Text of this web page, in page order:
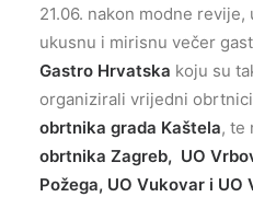
21.06. nakon modne
ukusnu i mirisnu večer
Gastro Hrvatska koju su
organizirali vrijedni
obrtnika grada Kaštela, te
obrtnika Zagreb, UO
Požega, UO Vukovar i UO